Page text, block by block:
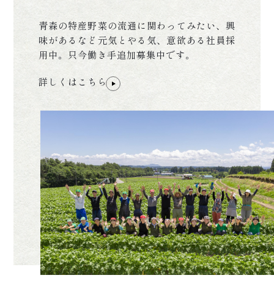
青森の特産野菜の流通に関わってみたい、興
味があるなど元気とやる気、意欲ある社員採
用中。只今働き手追加募集中です。
詳しくはこちら